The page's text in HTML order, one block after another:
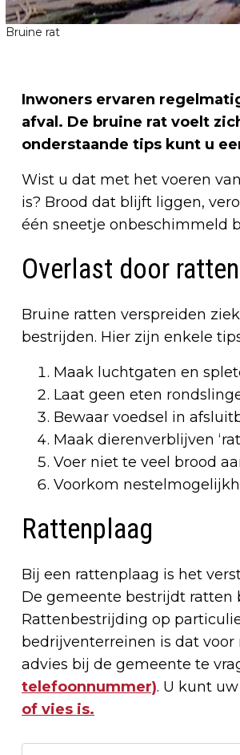
Bruine rat
Inwoners ervaren
afval. De bruine rat voelt
onderstaande tips kunt u
Wist u dat met het voeren
is? Brood dat blijft liggen,
één sneetje onbeschimmeld
Overlast door
Bruine ratten verspreiden
bestrijden. Hier zijn enkele
Maak luchtgaten en
Laat geen eten
Bewaar voedsel in
Maak dierenverblijven
Voer niet te veel brood
Voorkom
Rattenplaag
Bij een rattenplaag is het
De gemeente bestrijdt ratten
Rattenbestrijding op
bedrijventerreinen is dat
advies bij de gemeente te
telefoonnummer). U kunt
of vies is.